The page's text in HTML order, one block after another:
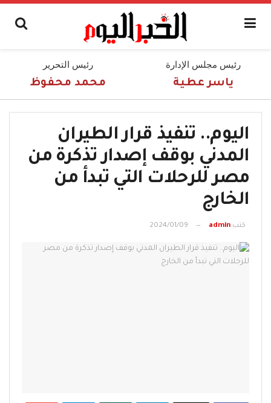
رئيس مجلس الإدارة
ياسر عطية
رئيس التحرير
محمد محفوظ
اليوم.. تنفيذ قرار الطيران
المدني بوقف إصدار تذكرة من
مصر للرحلات التي تبدأ من
الخارج
كتب admin
2024/01/09